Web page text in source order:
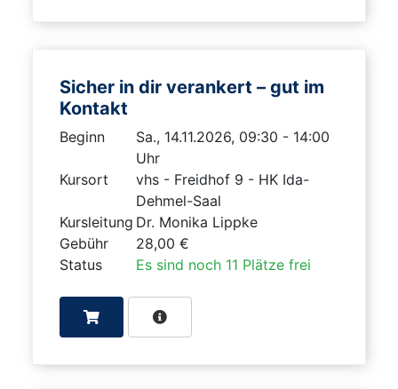
Sicher in dir verankert – gut im
Kontakt
Beginn
Sa., 14.11.2026, 09:30 - 14:00
Uhr
Kursort
vhs - Freidhof 9 - HK Ida-
Dehmel-Saal
Kursleitung Dr. Monika Lippke
Gebühr
28,00 €
Status
Es sind noch 11 Plätze frei